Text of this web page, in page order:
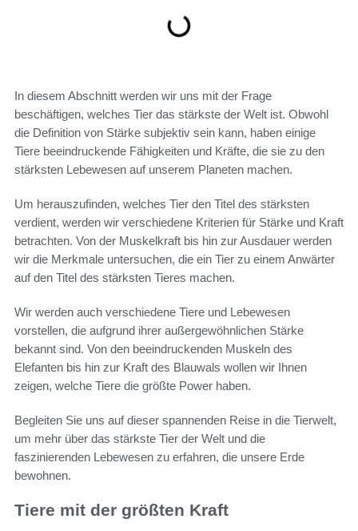
In diesem Abschnitt werden wir uns mit der Frage
beschäftigen, welches Tier das stärkste der Welt ist. Obwohl
die Definition von Stärke subjektiv sein kann, haben einige
Tiere beeindruckende Fähigkeiten und Kräfte, die sie zu den
stärksten Lebewesen auf unserem Planeten machen.
Um herauszufinden, welches Tier den Titel des stärksten
verdient, werden wir verschiedene Kriterien für Stärke und Kraft
betrachten. Von der Muskelkraft bis hin zur Ausdauer werden
wir die Merkmale untersuchen, die ein Tier zu einem Anwärter
auf den Titel des stärksten Tieres machen.
Wir werden auch verschiedene Tiere und Lebewesen
vorstellen, die aufgrund ihrer außergewöhnlichen Stärke
bekannt sind. Von den beeindruckenden Muskeln des
Elefanten bis hin zur Kraft des Blauwals wollen wir Ihnen
zeigen, welche Tiere die größte Power haben.
Begleiten Sie uns auf dieser spannenden Reise in die Tierwelt,
um mehr über das stärkste Tier der Welt und die
faszinierenden Lebewesen zu erfahren, die unsere Erde
bewohnen.
Tiere mit der größten Kraft